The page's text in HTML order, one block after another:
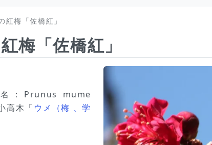
紅梅「佐橋紅」
梅「佐橋紅」
：Prunus mume
高木「 ウメ（梅 、学